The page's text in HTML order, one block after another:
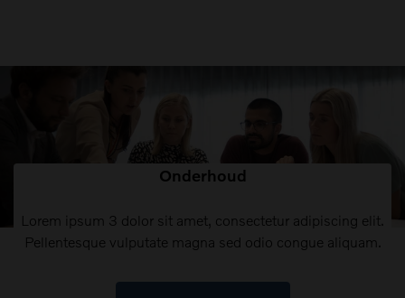
Onderhoud
Lorem ipsum 3 dolor sit amet, consectetur adipiscing elit.
Pellentesque vulputate magna sed odio congue aliquam.